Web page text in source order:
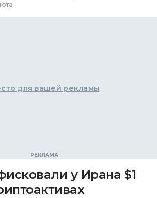
для вашей рекламы
у Ирана $1